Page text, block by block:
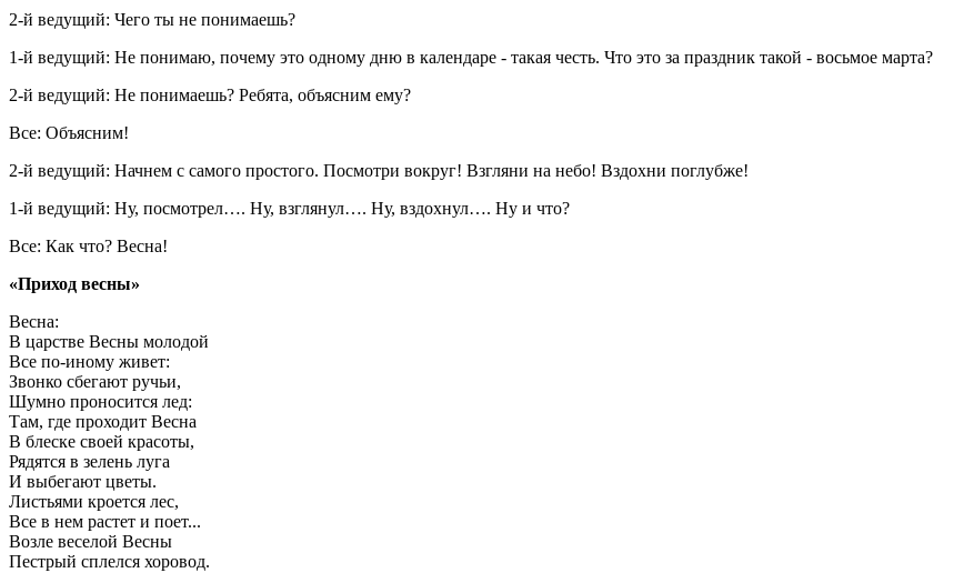
2-й ведущий: Чего ты не понимаешь?
1-й ведущий: Не понимаю, почему это одному дню в календаре - такая честь. Что это за праздник такой - восьмое марта?
2-й ведущий: Не понимаешь? Ребята, объясним ему?
Все: Объясним!
2-й ведущий: Начнем с самого простого. Посмотри вокруг! Взгляни на небо! Вздохни поглубже!
1-й ведущий: Ну, посмотрел…. Ну, взглянул…. Ну, вздохнул…. Ну и что?
Все: Как что? Весна!
«Приход весны»
Весна:
В царстве Весны молодой
Все по-иному живет:
Звонко сбегают ручьи,
Шумно проносится лед:
Там, где проходит Весна
В блеске своей красоты,
Рядятся в зелень луга
И выбегают цветы.
Листьями кроется лес,
Все в нем растет и поет...
Возле веселой Весны
Пестрый сплелся хоровод.